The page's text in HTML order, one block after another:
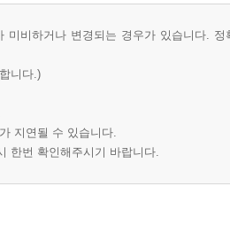
비하거나 변경되는 경우가 있습니다. 정
니다.)
지연될 수 있습니다.
한번 확인해주시기 바랍니다.